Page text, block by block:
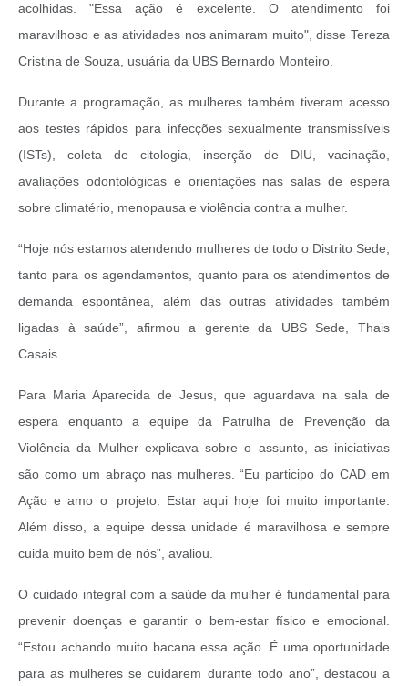
acolhidas. "Essa ação é excelente. O atendimento foi
maravilhoso e as atividades nos animaram muito", disse Tereza
Cristina de Souza, usuária da UBS Bernardo Monteiro.
Durante a programação, as mulheres também tiveram acesso
aos testes rápidos para infecções sexualmente transmissíveis
(ISTs), coleta de citologia, inserção de DIU, vacinação,
avaliações odontológicas e orientações nas salas de espera
sobre climatério, menopausa e violência contra a mulher.
“Hoje nós estamos atendendo mulheres de todo o Distrito Sede,
tanto para os agendamentos, quanto para os atendimentos de
demanda espontânea, além das outras atividades também
ligadas à saúde”, afirmou a gerente da UBS Sede, Thais
Casais.
Para Maria Aparecida de Jesus, que aguardava na sala de
espera enquanto a equipe da Patrulha de Prevenção da
Violência da Mulher explicava sobre o assunto, as iniciativas
são como um abraço nas mulheres. “Eu participo do CAD em
Ação e amo o projeto. Estar aqui hoje foi muito importante.
Além disso, a equipe dessa unidade é maravilhosa e sempre
cuida muito bem de nós”, avaliou.
O cuidado integral com a saúde da mulher é fundamental para
prevenir doenças e garantir o bem-estar físico e emocional.
“Estou achando muito bacana essa ação. É uma oportunidade
para as mulheres se cuidarem durante todo ano”, destacou a